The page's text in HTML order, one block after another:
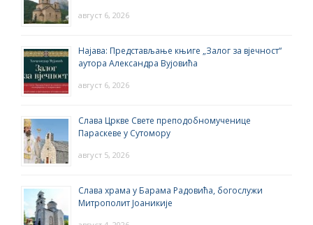
август 6, 2026
Најава: Представљање књиге „Залог за вјечност“
аутора Александра Вујовића
август 6, 2026
Слава Цркве Свете преподобномученице
Параскеве у Сутомору
август 5, 2026
Слава храма у Барама Радовића, богослужи
Митрополит Јоаникије